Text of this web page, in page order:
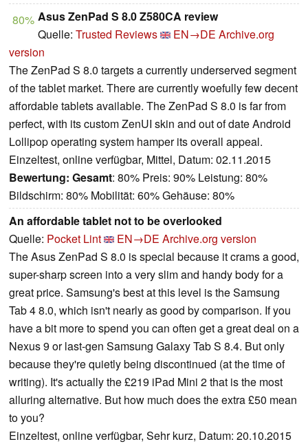
80% Asus ZenPad S 8.0 Z580CA review
Quelle: Trusted Reviews EN→DE Archive.org
version
The ZenPad S 8.0 targets a currently underserved segment
of the tablet market. There are currently woefully few decent
affordable tablets available. The ZenPad S 8.0 is far from
perfect, with its custom ZenUI skin and out of date Android
Lollipop operating system hamper its overall appeal.
Einzeltest, online verfügbar, Mittel, Datum: 02.11.2015
Bewertung: Gesamt: 80% Preis: 90% Leistung: 80%
Bildschirm: 80% Mobilität: 60% Gehäuse: 80%
An affordable tablet not to be overlooked
Quelle: Pocket Lint EN→DE Archive.org version
The Asus ZenPad S 8.0 is special because it crams a good,
super-sharp screen into a very slim and handy body for a
great price. Samsung's best at this level is the Samsung
Tab 4 8.0, which isn't nearly as good by comparison. If you
have a bit more to spend you can often get a great deal on a
Nexus 9 or last-gen Samsung Galaxy Tab S 8.4. But only
because they're quietly being discontinued (at the time of
writing). It's actually the £219 iPad Mini 2 that is the most
alluring alternative. But how much does the extra £50 mean
to you?
Einzeltest, online verfügbar, Sehr kurz, Datum: 20.10.2015